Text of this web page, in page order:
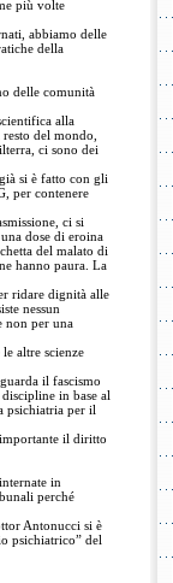
più volte
abbiamo delle
della
delle comunità
alla
del mondo,
ci sono dei
si è fatto con gli
per contenere
ci si
dose di eroina
del malato di
hanno paura. La
ridare dignità alle
nessun
non per una
altre scienze
il fascismo
in base al
psichiatria per il
il diritto
in
perché
Antonucci si è
psichiatrico” del